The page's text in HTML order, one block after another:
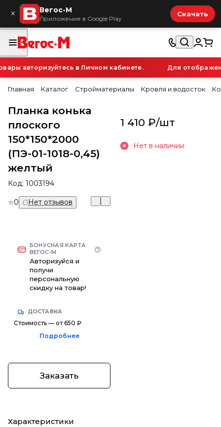
× Вегос-М
Приложение в Google Play
Скачать
авторизуйтесь в Личном кабинете. Для
Главная Каталог Стройматериалы Кровля и водосток
Планка конька
плоского
150*150*2000
(ПЭ-01-1018-0,45)
желтый
Код: 1003194
0 Нет отзывов
БОНУСНАЯ КАРТА
ВЕГОС-М
Авторизуйся и
получи
персональную
скидку на товар!
ДОСТАВКА
Стоимость — от 650 ₽
Подробнее
Заказать
Характеристики
1 410 ₽/шт
Нет в наличии